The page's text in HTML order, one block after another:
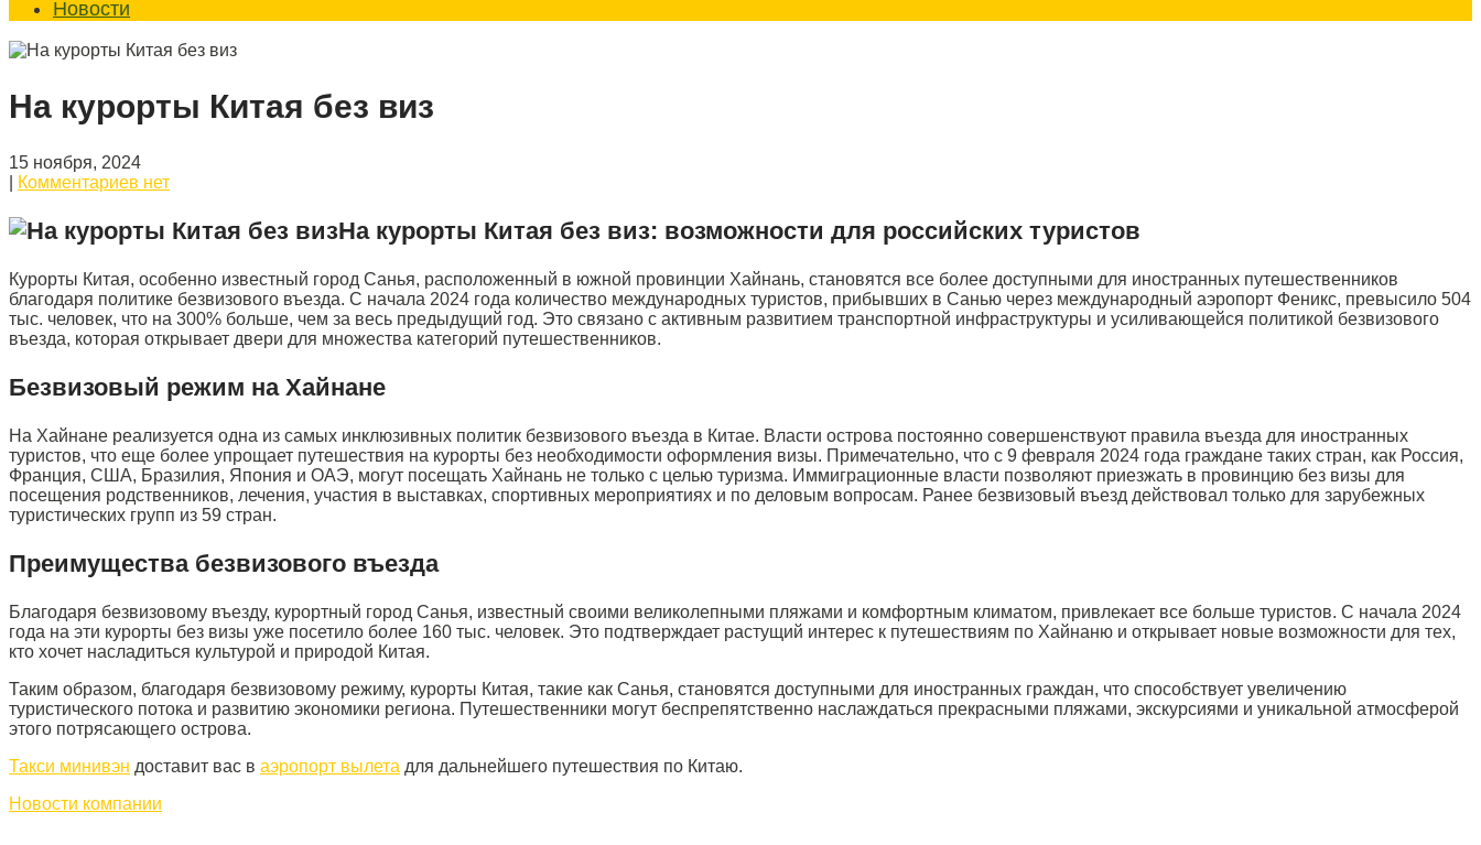
Новости
На курорты Китая без виз
15 ноября, 2024
Комментариев нет
На курорты Китая без виз: возможности для российских туристов
Курорты Китая, особенно известный город Санья, расположенный в южной провинции Хайнань, становятся все более доступными для иностранных путешественников
благодаря политике безвизового въезда. С начала 2024 года количество международных туристов, прибывших в Санью через международный аэропорт Феникс, превысило 504
тыс. человек, что на 300% больше, чем за весь предыдущий год. Это связано с активным развитием транспортной инфраструктуры и усиливающейся политикой безвизового
въезда, которая открывает двери для множества категорий путешественников.
Безвизовый режим на Хайнане
На Хайнане реализуется одна из самых инклюзивных политик безвизового въезда в Китае. Власти острова постоянно совершенствуют правила въезда для иностранных
туристов, что еще более упрощает путешествия на курорты без необходимости оформления визы. Примечательно, что с 9 февраля 2024 года граждане таких стран, как Россия,
Франция, США, Бразилия, Япония и ОАЭ, могут посещать Хайнань не только с целью туризма. Иммиграционные власти позволяют приезжать в провинцию без визы для
посещения родственников, лечения, участия в выставках, спортивных мероприятиях и по деловым вопросам. Ранее безвизовый въезд действовал только для зарубежных
туристических групп из 59 стран.
Преимущества безвизового въезда
Благодаря безвизовому въезду, курортный город Санья, известный своими великолепными пляжами и комфортным климатом, привлекает все больше туристов. С начала 2024
года на эти курорты без визы уже посетило более 160 тыс. человек. Это подтверждает растущий интерес к путешествиям по Хайнаню и открывает новые возможности для тех,
кто хочет насладиться культурой и природой Китая.
Таким образом, благодаря безвизовому режиму, курорты Китая, такие как Санья, становятся доступными для иностранных граждан, что способствует увеличению
туристического потока и развитию экономики региона. Путешественники могут беспрепятственно наслаждаться прекрасными пляжами, экскурсиями и уникальной атмосферой
этого потрясающего острова.
Такси минивэн доставит вас в аэропорт вылета для дальнейшего путешествия по Китаю.
Новости компании